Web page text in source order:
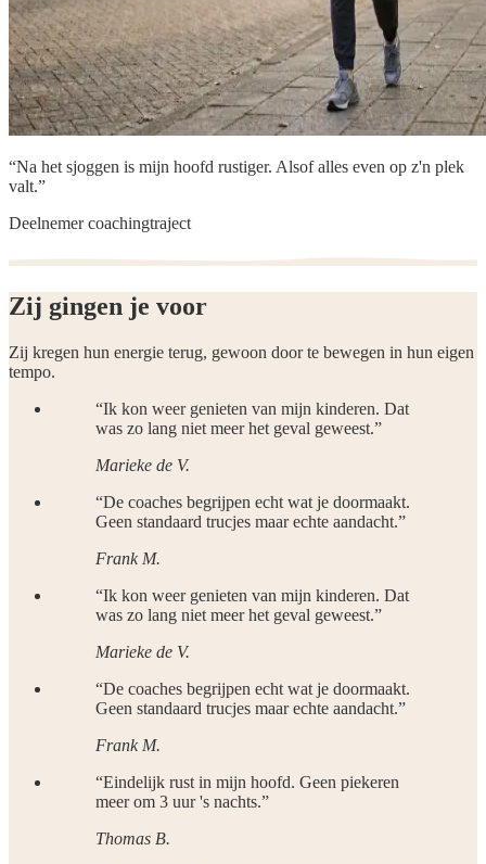
“Na het sjoggen is mijn hoofd rustiger. Alsof alles even op z'n plek
valt.”
Deelnemer coachingtraject
Zij gingen je voor
Zij kregen hun energie terug, gewoon door te bewegen in hun eigen
tempo.
“Ik kon weer genieten van mijn kinderen. Dat
was zo lang niet meer het geval geweest.”
Marieke de V.
“De coaches begrijpen echt wat je doormaakt.
Geen standaard trucjes maar echte aandacht.”
Frank M.
“Ik kon weer genieten van mijn kinderen. Dat
was zo lang niet meer het geval geweest.”
Marieke de V.
“De coaches begrijpen echt wat je doormaakt.
Geen standaard trucjes maar echte aandacht.”
Frank M.
“Eindelijk rust in mijn hoofd. Geen piekeren
meer om 3 uur 's nachts.”
Thomas B.